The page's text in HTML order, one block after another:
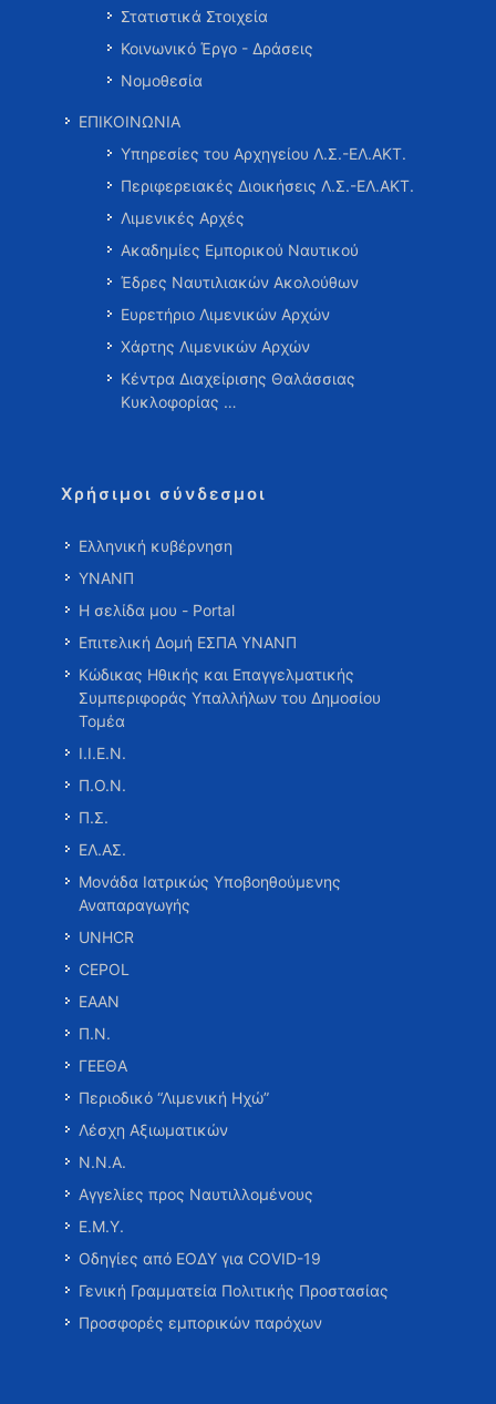
Στατιστικά Στοιχεία
Κοινωνικό Έργο - Δράσεις
Νομοθεσία
ΕΠΙΚΟΙΝΩΝΙΑ
Υπηρεσίες του Αρχηγείου Λ.Σ.-ΕΛ.ΑΚΤ.
Περιφερειακές Διοικήσεις Λ.Σ.-ΕΛ.ΑΚΤ.
Λιμενικές Αρχές
Ακαδημίες Εμπορικού Ναυτικού
Έδρες Ναυτιλιακών Ακολούθων
Ευρετήριο Λιμενικών Αρχών
Χάρτης Λιμενικών Αρχών
Κέντρα Διαχείρισης Θαλάσσιας
Κυκλοφορίας …
Χρήσιμοι σύνδεσμοι
Ελληνική κυβέρνηση
ΥΝΑΝΠ
Η σελίδα μου - Portal
Επιτελική Δομή ΕΣΠΑ ΥΝΑΝΠ
Κώδικας Ηθικής και Επαγγελματικής
Συμπεριφοράς Υπαλλήλων του Δημοσίου
Τομέα
Ι.Ι.Ε.Ν.
Π.Ο.Ν.
Π.Σ.
ΕΛ.ΑΣ.
Μονάδα Ιατρικώς Υποβοηθούμενης
Αναπαραγωγής
UNHCR
CEPOL
ΕΑΑΝ
Π.Ν.
ΓΕΕΘΑ
Περιοδικό “Λιμενική Ηχώ”
Λέσχη Αξιωματικών
Ν.Ν.Α.
Αγγελίες προς Ναυτιλλομένους
Ε.Μ.Υ.
Οδηγίες από ΕΟΔΥ για COVID-19
Γενική Γραμματεία Πολιτικής Προστασίας
Προσφορές εμπορικών παρόχων